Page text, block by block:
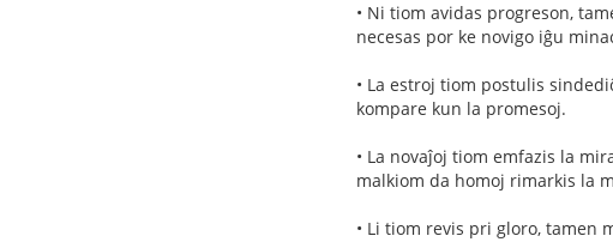
• Ni tiom avidas progreson,
necesas por ke novigo iĝu
• La estroj tiom postulis
kompare kun la promesoj.
• La novaĵoj tiom emfazis la
malkiom da homoj rimarkis la
• Li tiom revis pri gloro, tamen